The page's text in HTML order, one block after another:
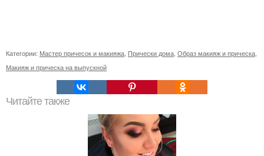
Категории: Мастер причесок и макияжа, Прически дома, Образ макияж и прическа,
Макияж и прическа на выпускной
Читайте также